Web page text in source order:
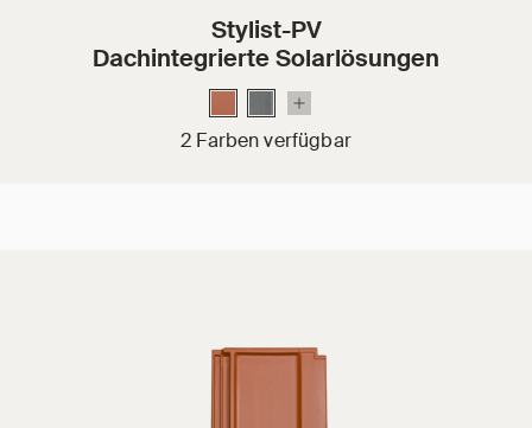
Stylist-PV
Dachintegrierte Solarlösungen
2 Farben verfügbar